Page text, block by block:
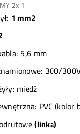
2x 1
1 mm2
5,6 mm
300/300V
miedź
PVC (kolor
(linka)